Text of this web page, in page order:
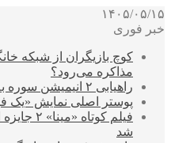
۱۴۰۵/۰۵/۱۵
خبر فوری
کوچ بازیگران از شبکه
مذاکره می‌رود؟
راهیابی ۲ انیمیشن سوره به سی‌امین جشنواره فیلم رود آیلند
پوستر اصلی نمایش «یک
فیلم
شد